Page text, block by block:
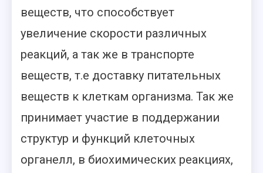
веществ, что способствует
увеличение скорости различных
реакций, а так же в транспорте
веществ, т.е доставку питательных
веществ к клеткам организма. Так же
принимает участие в поддержании
структур и функций клеточных
органелл, в биохимических реакциях,